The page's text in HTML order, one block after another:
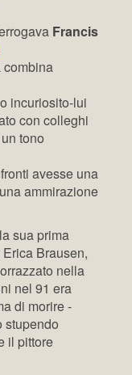
Francis
combina
incuriosito-lui
con colleghi
tono
avesse una
ammirazione
sua prima
Brausen,
nella
nel 91 era
di morire -
stupendo
il pittore